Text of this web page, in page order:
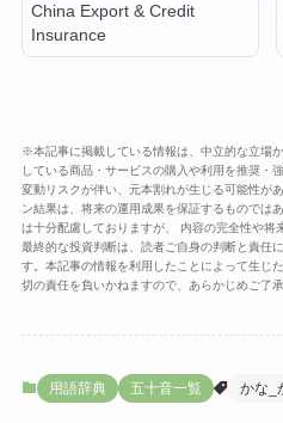
China Export & Credit
Insurance
※本記事に掲載している情報は、中立的な立場
している商品・サービスの購入や利用を推奨・
変動リスクが伴い、元本割れが生じる可能性が
ン結果は、将来の運用成果を保証するものでは
は十分配慮しておりますが、 内容の完全性や将
最終的な投資判断は、読者ご自身の判断と責任
す。本記事の情報を利用したことによって生じ
切の責任を負いかねますので、あらかじめご了承
用語辞典 五十音一覧 かな_